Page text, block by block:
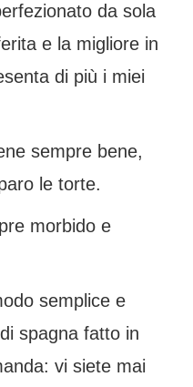
da sola
e la migliore in
di più i miei
sempre bene,
le torte.
morbido e
semplice e
spagna fatto in
vi siete mai